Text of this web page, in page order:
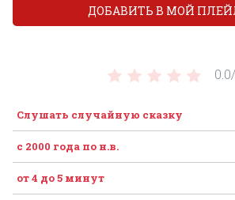
0.0/
Слушать случайную сказку
c 2000 года по н.в.
от 4 до 5 минут
ДОБАВИТЬ В МОЙ